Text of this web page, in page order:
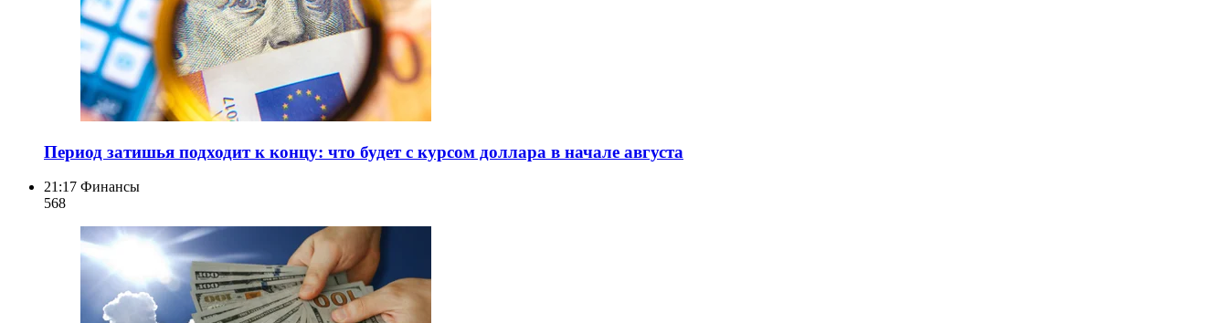
Период затишья подходит к концу: что будет с курсом доллара в начале августа
21:17 Финансы
568